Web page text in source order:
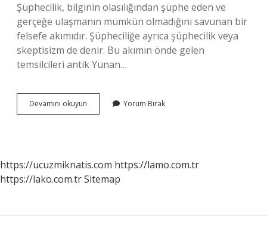
Şüphecilik, bilginin olasılığından şüphe eden ve
gerçeğe ulaşmanın mümkün olmadığını savunan bir
felsefe akımıdır. Şüpheciliğe ayrıca şüphecilik veya
skeptisizm de denir. Bu akımın önde gelen
temsilcileri antik Yunan…
Devamını okuyun Septisizm
Nedir
Yorum Bırak
https://ucuzmiknatis.com https://lamo.com.tr
https://lako.com.trSitemap